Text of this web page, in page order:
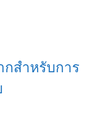
กสำหรับการ